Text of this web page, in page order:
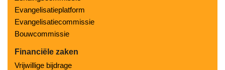
Evangelisatieplatform
Evangelisatiecommissie
Bouwcommissie
Financiële zaken
Vrijwillige bijdrage